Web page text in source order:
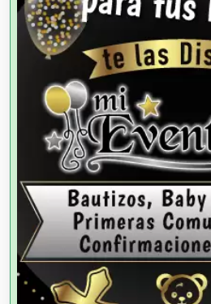
Agencias de Modelos
Agencias de Publicidad
Agencias de Viajes
Agricultores
Agricultura y Ganadería
Agua Purificada